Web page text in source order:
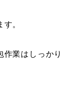
。
業はしっかり